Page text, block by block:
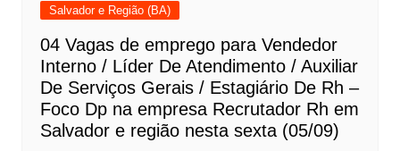
Salvador e Região (BA)
04 Vagas de emprego para Vendedor
Interno / Líder De Atendimento / Auxiliar
De Serviços Gerais / Estagiário De Rh –
Foco Dp na empresa Recrutador Rh em
Salvador e região nesta sexta (05/09)